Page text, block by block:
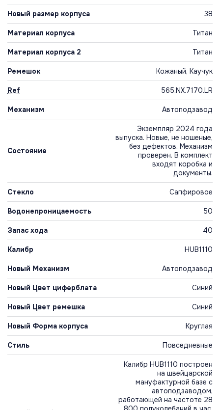
Новый размер корпуса 38
Материал корпуса Титан
Материал корпуса 2 Титан
Ремешок Кожаный, Каучук
Ref 565.NX.7170.LR
Механизм Автоподзавод
Состояние
Экземпляр 2024 года
выпуска. Новые, не ношеные,
без дефектов. Механизм
проверен. В комплект
входят коробка и
документы.
Стекло Сапфировое
Водонепроницаемость 50
Запас хода 40
Калибр HUB1110
Новый Механизм Автоподзавод
Новый Цвет циферблата Синий
Новый Цвет ремешка Синий
Новый Форма корпуса Круглая
Стиль Повседневные
Калибр HUB1110 построен
на швейцарской
мануфактурной базе с
автоподзаводом,
работающей на частоте 28